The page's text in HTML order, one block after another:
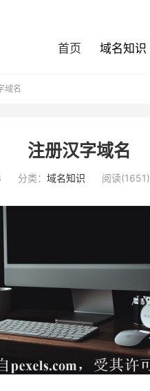
首页 域名知识
域名
注册汉字域名
分类： 域名知识 阅读(1651)